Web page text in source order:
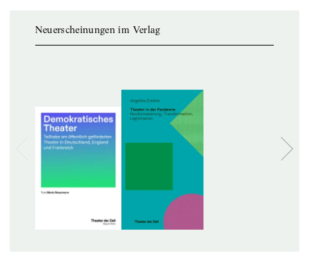
Neuerscheinungen im Verlag